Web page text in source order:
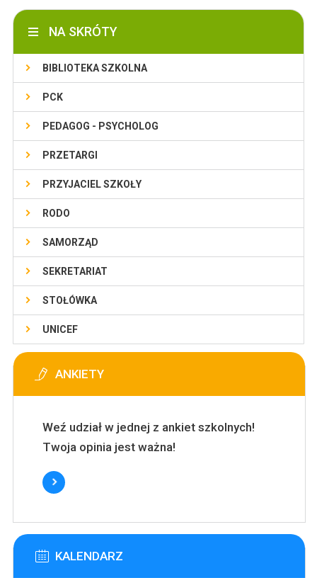
NA SKRÓTY
BIBLIOTEKA SZKOLNA
PCK
PEDAGOG - PSYCHOLOG
PRZETARGI
PRZYJACIEL SZKOŁY
RODO
SAMORZĄD
SEKRETARIAT
STOŁÓWKA
UNICEF
ANKIETY
Weź udział w jednej z ankiet szkolnych!
Twoja opinia jest ważna!
KALENDARZ